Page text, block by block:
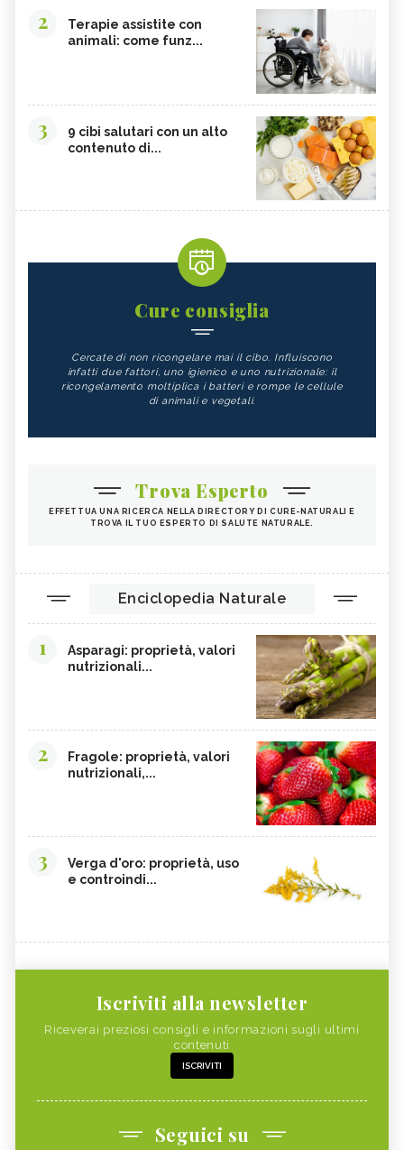
2
Terapie assistite con
animali: come funz...
3
9 cibi salutari con un alto
contenuto di...
Cure consiglia
Cercate di non ricongelare mai il cibo. Influiscono
infatti due fattori, uno igienico e uno nutrizionale: il
ricongelamento moltiplica i batteri e rompe le cellule
di animali e vegetali.
Trova Esperto
EFFETTUA UNA RICERCA NELLA DIRECTORY DI CURE-NATURALI E
TROVA IL TUO ESPERTO DI SALUTE NATURALE.
Enciclopedia Naturale
1
Asparagi: proprietà, valori
nutrizionali...
2
Fragole: proprietà, valori
nutrizionali,...
3
Verga d'oro: proprietà, uso
e controindi...
Iscriviti alla newsletter
Riceverai preziosi consigli e informazioni sugli ultimi
contenuti
ISCRIVITI
Seguici su